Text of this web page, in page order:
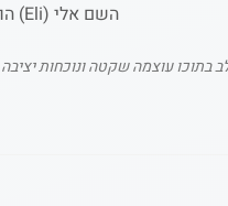
השם אלי (Eli) הוא שם עברי מקראי שמשמעותו 'האל שלי', המבטא קשר אישי וישיר עם הנשגב והרוחני.
בתוכו עוצמה שקטה ונוכחות